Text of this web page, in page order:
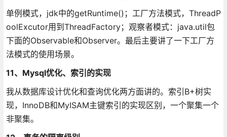
单例模式，jdk中的getRuntime()；工厂方法模式，ThreadP
oolExcutor用到ThreadFactory；观察者模式：java.util包
下面的Observable和Observer。最后主要讲了一下工厂方
法模式的使用场景。
11、Mysql优化、索引的实现
我从数据库设计优化和查询优化两方面讲的。索引B+树实
现，InnoDB和MyISAM主键索引的实现区别，一个聚集一个
非聚集。